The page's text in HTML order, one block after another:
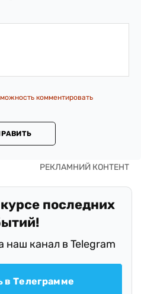
комментировать
последних
наш канал в Telegram
в Телеграмме